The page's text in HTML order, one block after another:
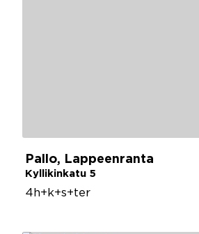
Pallo, Lappeenranta
Kyllikinkatu 5
4h+k+s+ter